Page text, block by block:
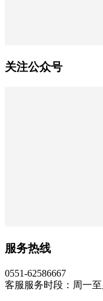
关注公众号
服务热线
0551-62586667
客服服务时段：周一